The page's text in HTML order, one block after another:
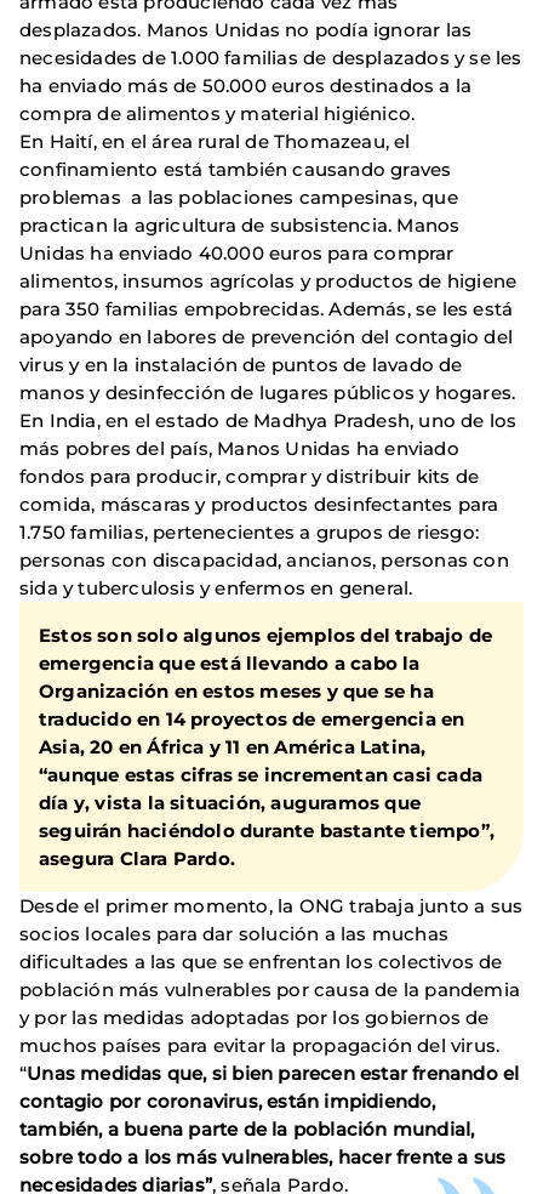
desplazados. Manos Unidas no podía ignorar las
necesidades de 1.000 familias de desplazados y se les
ha enviado más de 50.000 euros destinados a la
compra de alimentos y material higiénico.
En Haití, en el área rural de Thomazeau, el
confinamiento está también causando graves
problemas a las poblaciones campesinas, que
practican la agricultura de subsistencia. Manos
Unidas ha enviado 40.000 euros para comprar
alimentos, insumos agrícolas y productos de higiene
para 350 familias empobrecidas. Además, se les está
apoyando en labores de prevención del contagio del
virus y en la instalación de puntos de lavado de
manos y desinfección de lugares públicos y hogares.
En India, en el estado de Madhya Pradesh, uno de los
más pobres del país, Manos Unidas ha enviado
fondos para producir, comprar y distribuir kits de
comida, máscaras y productos desinfectantes para
1.750 familias, pertenecientes a grupos de riesgo:
personas con discapacidad, ancianos, personas con
sida y tuberculosis y enfermos en general.
Estos son solo algunos ejemplos del trabajo de
emergencia que está llevando a cabo la
Organización en estos meses y que se ha
traducido en 14 proyectos de emergencia en
Asia, 20 en África y 11 en América Latina,
“aunque estas cifras se incrementan casi cada
día y, vista la situación, auguramos que
seguirán haciéndolo durante bastante tiempo”,
asegura Clara Pardo.
Desde el primer momento, la ONG trabaja junto a sus
socios locales para dar solución a las muchas
dificultades a las que se enfrentan los colectivos de
población más vulnerables por causa de la pandemia
y por las medidas adoptadas por los gobiernos de
muchos países para evitar la propagación del virus.
“Unas medidas que, si bien parecen estar frenando el
contagio por coronavirus, están impidiendo,
también, a buena parte de la población mundial,
sobre todo a los más vulnerables, hacer frente a sus
necesidades diarias”, señala Pardo.